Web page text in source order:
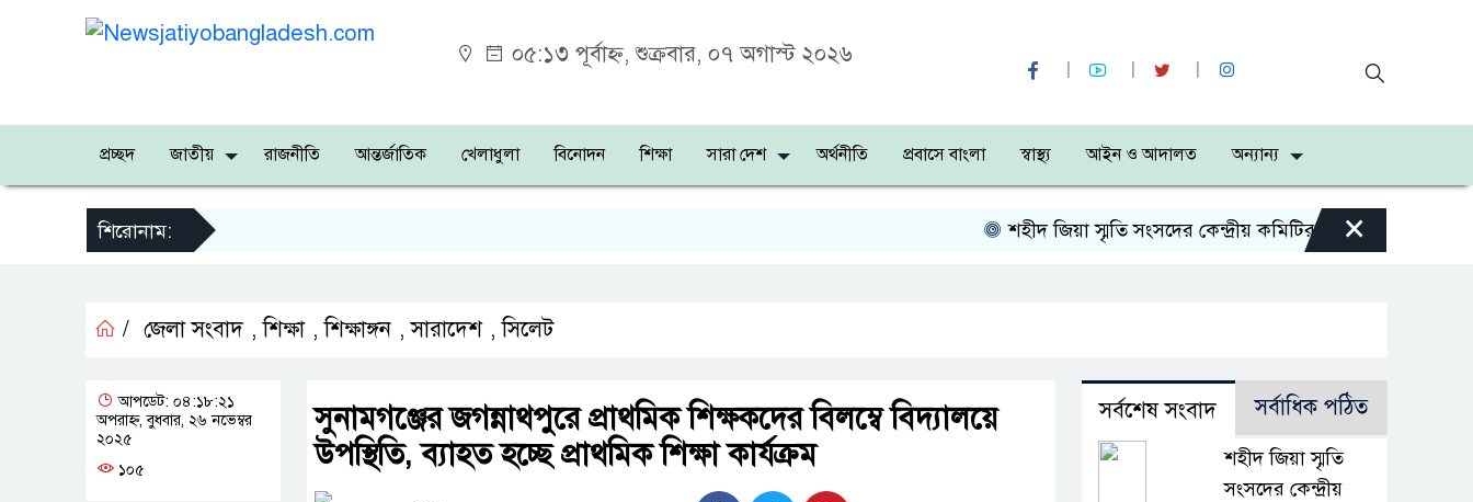
০৫:১৩ পূর্বাহ্ন, শুক্রবার, ০৭ অগাস্ট ২০২৬
প্রচ্ছদ জাতীয় রাজনীতি আন্তর্জাতিক খেলাধুলা বিনোদন শিক্ষা সারা দেশ অর্থনীতি প্রবাসে বাংলা স্বাস্থ্য আইন ও আদালত অন্যান্য
শিরোনাম: শহীদ জিয়া স্মৃতি সংসদের কেন্দ্রীয় কমিটির সহ-সভাপতি নির্বাচিত
×
/ জেলা সংবাদ ,শিক্ষা ,শিক্ষাঙ্গন ,সারাদেশ ,সিলেট
সুনামগঞ্জের জগন্নাথপুরে প্রাথমিক শিক্ষকদের বিলম্বে বিদ্যালয়ে
উপস্থিতি, ব্যাহত হচ্ছে প্রাথমিক শিক্ষা কার্যক্রম
আপডেট: ০৪:১৮:২১
অপরাহ্ন, বুধবার, ২৬ নভেম্বর
২০২৫
১০৫
সর্বশেষ সংবাদ সর্বাধিক পঠিত
শহীদ জিয়া স্মৃতি
সংসদের কেন্দ্রীয়